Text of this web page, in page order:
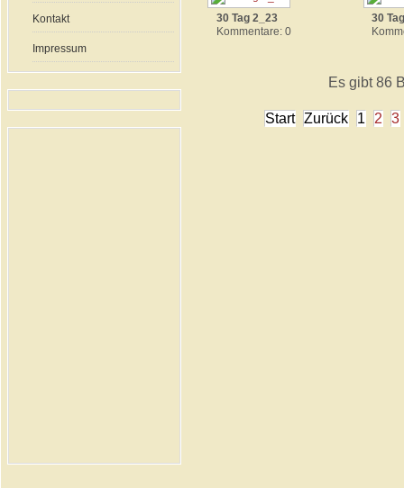
Kontakt
Impressum
30 Tag 2_23
Kommentare: 0
30
Es gibt 86
Start Zurück 1 2 3